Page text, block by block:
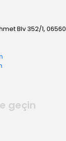
Blv 352/1, 06560
geçin